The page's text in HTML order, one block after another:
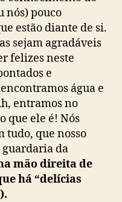
nós) pouco
estão diante de si.
sejam agradáveis
felizes neste
e
água e
entramos no
que ele é! Nós
tudo, que nosso
guardaria da
mão direita de
há “delícias